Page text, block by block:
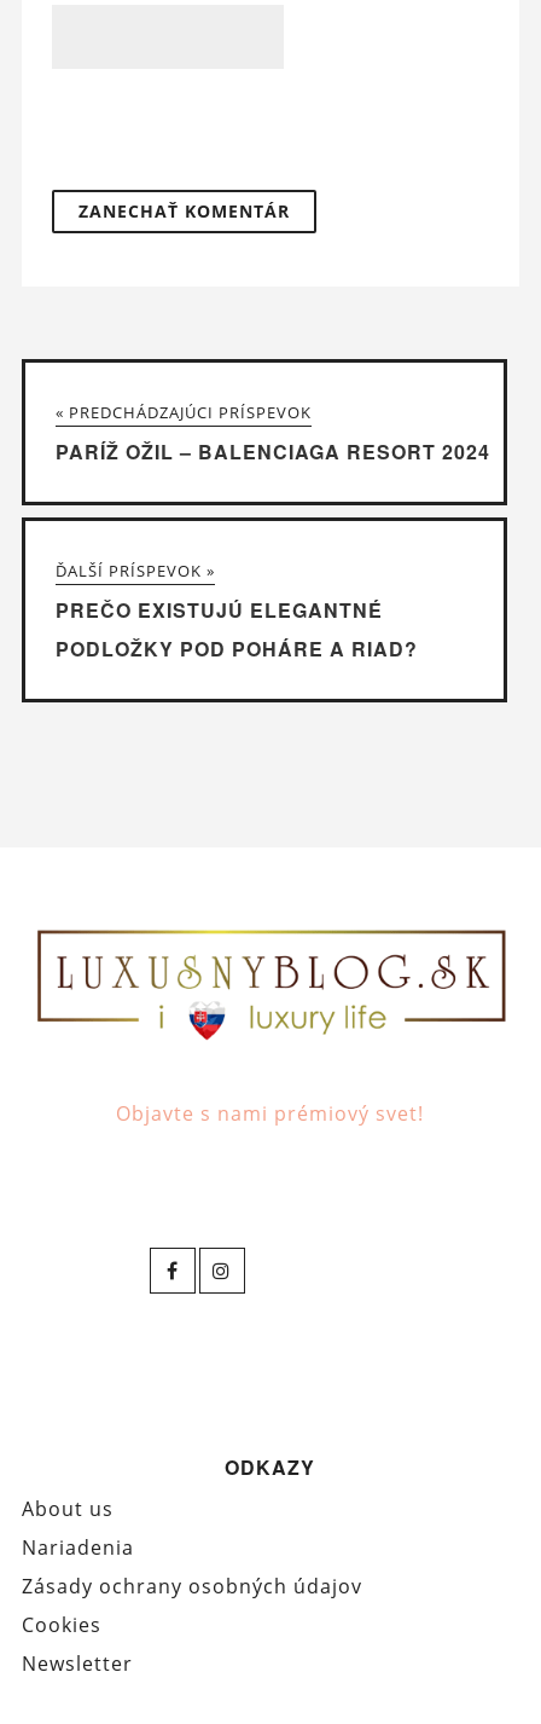
« PREDCHÁDZAJÚCI PRÍSPEVOK
PARÍŽ OŽIL – BALENCIAGA RESORT 2024
ĎALŠÍ PRÍSPEVOK »
PREČO EXISTUJÚ ELEGANTNÉ
PODLOŽKY POD POHÁRE A RIAD?
Objavte s nami prémiový svet!
ODKAZY
About us
Nariadenia
Zásady ochrany osobných údajov
Cookies
Newsletter